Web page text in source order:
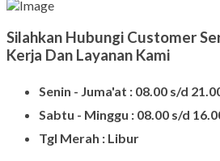
Silahkan Hubungi Customer
Kerja Dan Layanan Kami
Senin - Juma'at : 08.00 s/d
Sabtu - Minggu : 08.00 s/d
Tgl Merah : Libur